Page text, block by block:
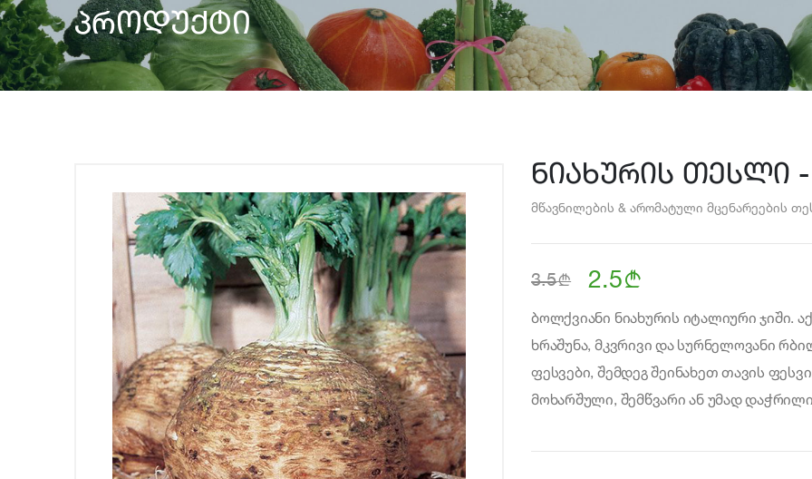
პროდუქტი
ნიახურის თესლი -
მწავნილების & არომატული მცენარეების
3.5b 2.5b
ბოლქვიანი ნიახურის იტალიური ჯიში.
ხრაშუნა, მკვრივი და სურნელოვანი
ფესვები, შემდეგ შეინახეთ თავის
მოხარშული, შემწვარი ან უმად